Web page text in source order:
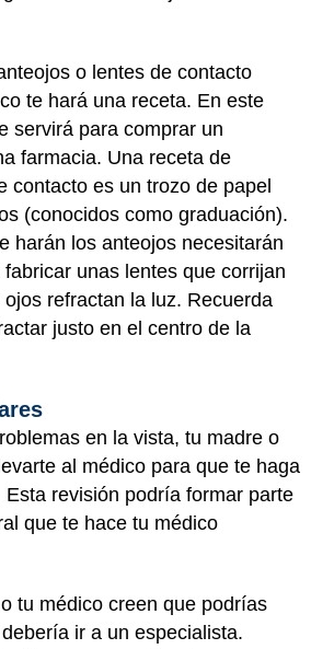
o lentes de contacto
te hará una receta. En este
servirá para comprar un
farmacia. Una receta de
contacto es un trozo de papel
(conocidos como graduación).
harán los anteojos necesitarán
unas lentes que corrijan
ojos refractan la luz. Recuerda
justo en el centro de la
en la vista, tu madre o
al médico para que te haga
Esta revisión podría formar parte
que te hace tu médico
tu médico creen que podrías
ir a un especialista.